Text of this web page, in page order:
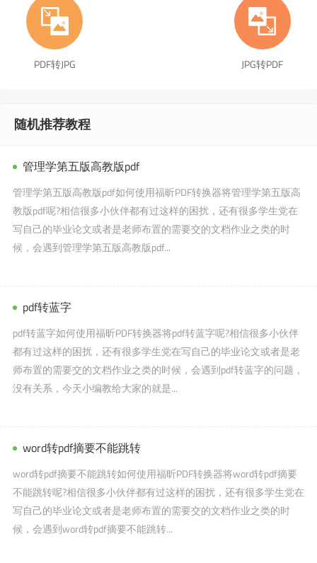
PDF转JPG JPG转PDF
随机推荐教程
管理学第五版高教版pdf
管理学第五版高教版pdf如何使用福昕PDF转换器将管理学第五版高
教版pdf呢?相信很多小伙伴都有过这样的困扰，还有很多学生党在
写自己的毕业论文或者是老师布置的需要交的文档作业之类的时
候，会遇到管理学第五版高教版pdf...
pdf转蓝字
pdf转蓝字如何使用福昕PDF转换器将pdf转蓝字呢?相信很多小伙伴
都有过这样的困扰，还有很多学生党在写自己的毕业论文或者是老
师布置的需要交的文档作业之类的时候，会遇到pdf转蓝字的问题，
没有关系，今天小编教给大家的就是...
word转pdf摘要不能跳转
word转pdf摘要不能跳转如何使用福昕PDF转换器将word转pdf摘要
不能跳转呢?相信很多小伙伴都有过这样的困扰，还有很多学生党在
写自己的毕业论文或者是老师布置的需要交的文档作业之类的时
候，会遇到word转pdf摘要不能跳转...